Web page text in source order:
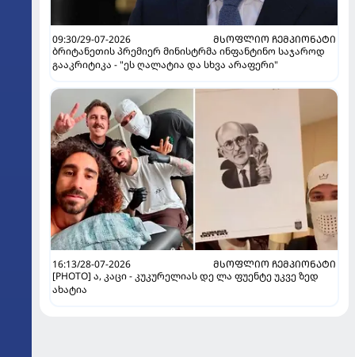
09:30/29-07-2026
ᲛᲡᲝᲤᲚᲘᲝ ᲩᲔᲛᲞᲘᲝᲜᲐᲢᲘ
ბრიტანეთის პრემიერ მინისტრმა ინფანტინო საჯაროდ
გააკრიტიკა - "ეს ღალატია და სხვა არაფერი"
16:13/28-07-2026
ᲛᲡᲝᲤᲚᲘᲝ ᲩᲔᲛᲞᲘᲝᲜᲐᲢᲘ
[PHOTO] ა, კაცი - კუკურელიას დე ლა ფუენტე უკვე ზედ
ახატია